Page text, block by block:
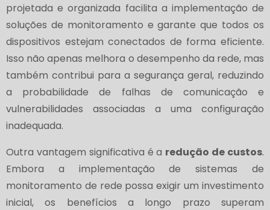
projetada e organizada facilita a implementação de
soluções de monitoramento e garante que todos os
dispositivos estejam conectados de forma eficiente.
Isso não apenas melhora o desempenho da rede, mas
também contribui para a segurança geral, reduzindo
a probabilidade de falhas de comunicação e
vulnerabilidades associadas a uma configuração
inadequada.
Outra vantagem significativa é a redução de custos.
Embora a implementação de sistemas de
monitoramento de rede possa exigir um investimento
inicial, os benefícios a longo prazo superam